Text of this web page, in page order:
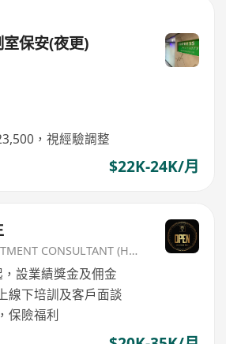
保安(夜更)
，視經驗調整
$22K-24K/月
FRIENDSHIP INVESTMENT CONSULTANT (HK) CO
設業績獎金及佣金
線下培訓及客戶面談
保險福利